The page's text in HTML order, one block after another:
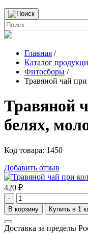
Главная /
Каталог
Фитосборы /
Травяной чай
Травяной
белях,
Код товара: 1450
Добавить отзыв
420 ₽
-
Доставка за пределы